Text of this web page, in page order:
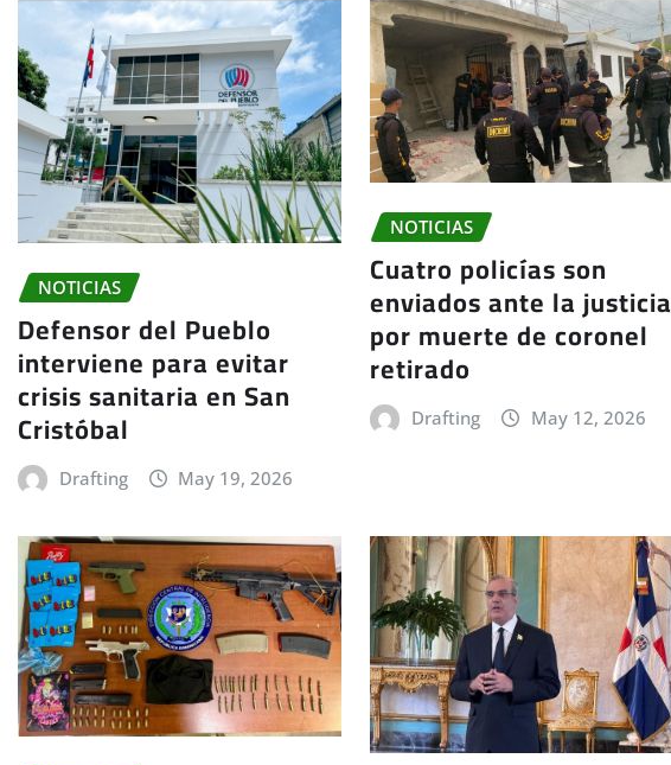
NOTICIAS
Defensor del Pueblo
interviene para evitar
crisis sanitaria en San
Cristóbal
Drafting May 19, 2026
NOTICIAS
Cuatro policías son
enviados ante la justicia
por muerte de coronel
retirado
Drafting May 12, 2026